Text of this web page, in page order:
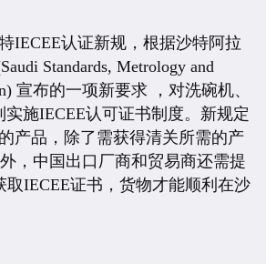
IECEE认证新规，根据沙特阿拉
Standards, Metrology and
宣布的一项新要求 ，对洗碗机、
施IECEE认可证书制度。新规定
产品，除了需获得清关所需的产
，中国出口厂商和贸易商还需提
取IECEE证书，货物才能顺利在沙